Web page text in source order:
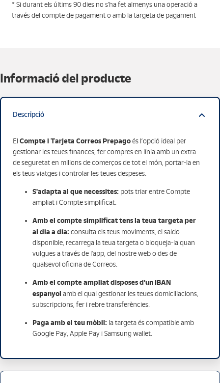
* Si durant els últims 90 dies no s'ha fet almenys una operació a
través del compte de pagament o amb la targeta de pagament
Informació del producte
Descripció
ElCompte i Tarjeta Correos Prepagoés l’opció ideal per
gestionar les teues finances, fer compres en línia amb un extra
de seguretat en milions de comerços de tot el món, portar-la en
els teus viatges i controlar les teues despeses.
S'adapta al que necessites: pots triar entre Compte
ampliat i Compte simplificat.
Amb el compte simplificat tens la teua targeta per
al dia a dia: consulta els teus moviments, el saldo
disponible, recarrega la teua targeta o bloqueja-la quan
vulgues a través de l'app, del nostre web o des de
qualsevol oficina de Correos.
Amb el compte ampliat disposes d'un IBAN
espanyol amb el qual gestionar les teues domiciliacions,
subscripcions, fer i rebre transferències.
Paga amb el teu mòbil: la targeta és compatible amb
Google Pay, Apple Pay i Samsung wallet.